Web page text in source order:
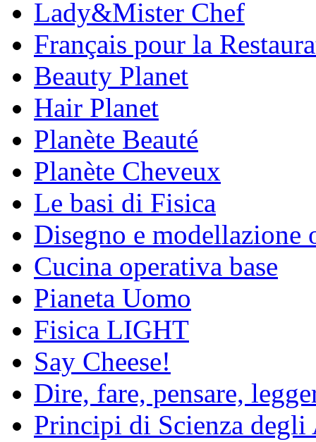
Lady&Mister Chef
Français pour la
Beauty Planet
Hair Planet
Planète Beauté
Planète Cheveux
Le basi di Fisica
Disegno e modellazione
Cucina operativa base
Pianeta Uomo
Fisica LIGHT
Say Cheese!
Dire, fare, pensare,
Principi di Scienza